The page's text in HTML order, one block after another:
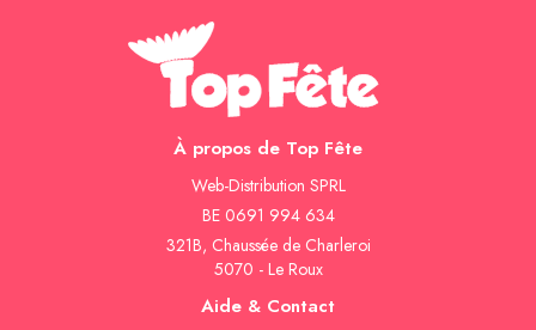
À propos de Top Fête
Web-Distribution SPRL
BE 0691 994 634
321B, Chaussée de Charleroi
5070 - Le Roux
Aide & Contact